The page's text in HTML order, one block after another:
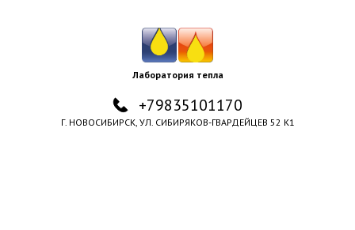
Лаборатория тепла
+79835101170
Г. НОВОСИБИРСК, УЛ. СИБИРЯКОВ-ГВАРДЕЙЦЕВ 52 К1